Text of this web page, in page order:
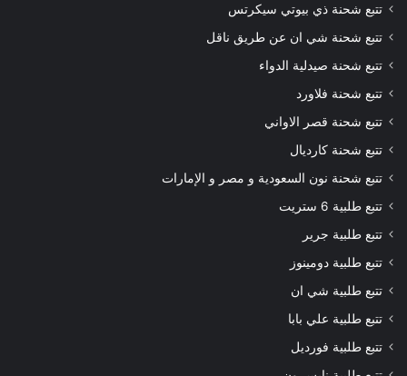
تتبع شحنة ذي بيوتي سيكرتس
تتبع شحنة شي ان عن طريق ناقل
تتبع شحنة صيدلية الدواء
تتبع شحنة فلاورد
تتبع شحنة قصر الاواني
تتبع شحنة كارديال
تتبع شحنة نون السعودية و مصر و الإمارات
تتبع طلبية 6 ستريت
تتبع طلبية جرير
تتبع طلبية دومينوز
تتبع طلبية شي ان
تتبع طلبية علي بابا
تتبع طلبية فورديل